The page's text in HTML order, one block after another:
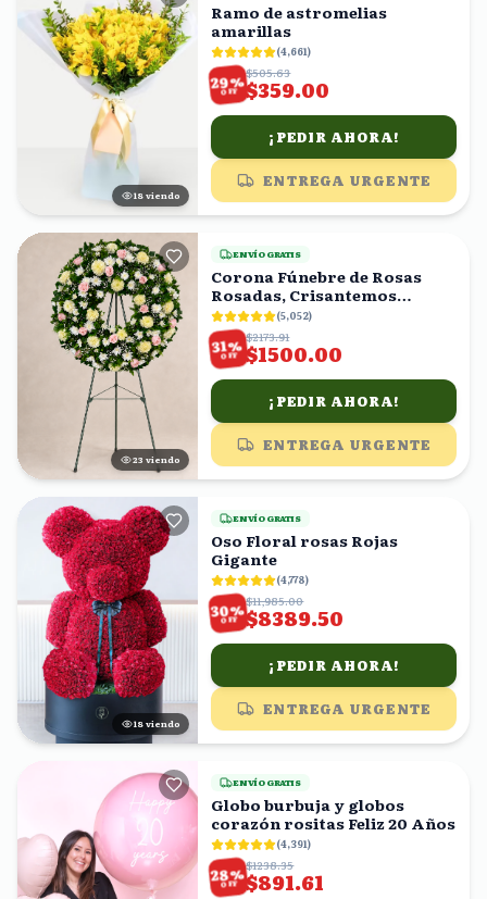
18 viendo
Ramo de astromelias
amarillas
(4,661)
29%
OFF
$505.63
$359.00
¡PEDIR AHORA!
ENTREGA URGENTE
24 viendo
ENVÍO GRATIS
Corona Fúnebre de Rosas
Rosadas, Crisantemos
Amarillos y Follaje
(5,052)
31%
OFF
$2173.91
$1500.00
¡PEDIR AHORA!
ENTREGA URGENTE
17 viendo
ENVÍO GRATIS
Oso Floral rosas Rojas
Gigante
(4,778)
30%
OFF
$11,985.00
$8389.50
¡PEDIR AHORA!
ENTREGA URGENTE
ENVÍO GRATIS
Globo burbuja y globos
corazón rositas Feliz 20 Años
(4,391)
28%
OFF
$1238.35
$891.61